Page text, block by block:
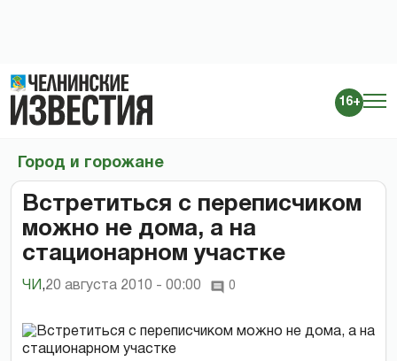
16+
Город и горожане
Встретиться с переписчиком
можно не дома, а на
стационарном участке
ЧИ ,20 августа 2010 - 00:00 0